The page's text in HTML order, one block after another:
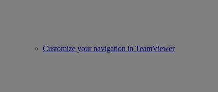
Customize your navigation in TeamViewer